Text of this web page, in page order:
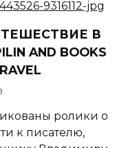
В
AND BOOKS
ролики о
к писателю,